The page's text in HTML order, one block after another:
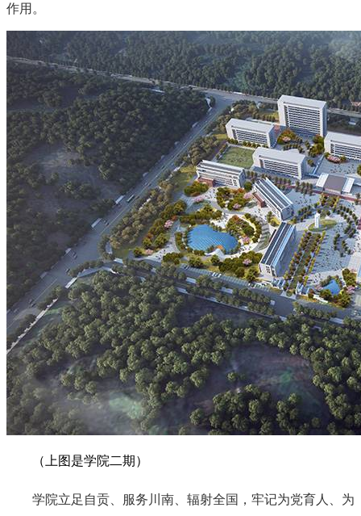
作用。
（上图是学院二期）
学院立足自贡、服务川南、辐射全国，牢记为党育人、为